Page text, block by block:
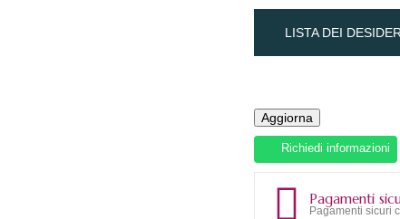
LISTA DEI
Richiedi informazioni
Pagamenti
Pagamenti sicuri